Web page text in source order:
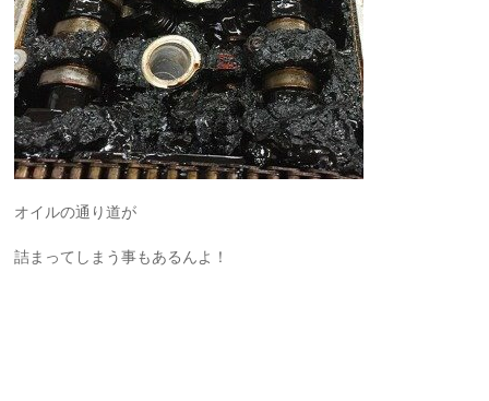
オイルの通り道が
詰まってしまう事もあるんよ！